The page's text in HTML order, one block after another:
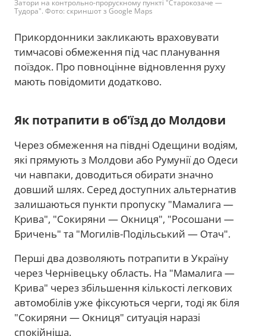
Затори на контрольно-прорускному пункті "Старокозаче —
Тудора". Фото: скриншот з Google Maps
Прикордонники закликають враховувати
тимчасові обмеження під час планування
поїздок. Про повноцінне відновлення руху
мають повідомити додатково.
Як потрапити в об'їзд до Молдови
Через обмеження на півдні Одещини водіям,
які прямують з Молдови або Румунії до Одеси
чи навпаки, доводиться обирати значно
довший шлях. Серед доступних альтернатив
залишаються пункти пропуску "Мамалига —
Крива", "Сокиряни — Окниця", "Росошани —
Бричень" та "Могилів-Подільський — Отач".
Перші два дозволяють потрапити в Україну
через Чернівецьку область. На "Мамалига —
Крива" через збільшення кількості легкових
автомобілів уже фіксуються черги, тоді як біля
"Сокиряни — Окниця" ситуація наразі
спокійніша.